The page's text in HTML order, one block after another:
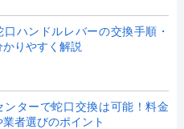
口ハンドルレバーの交換手順・
りやすく解説
ンターで蛇口交換は可能！料金
者選びのポイント